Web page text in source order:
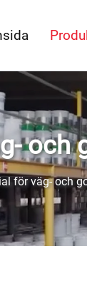
och
för väg- och